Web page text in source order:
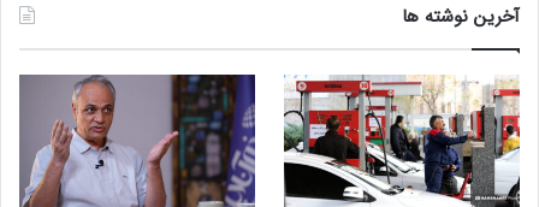
آخرین نوشته ها